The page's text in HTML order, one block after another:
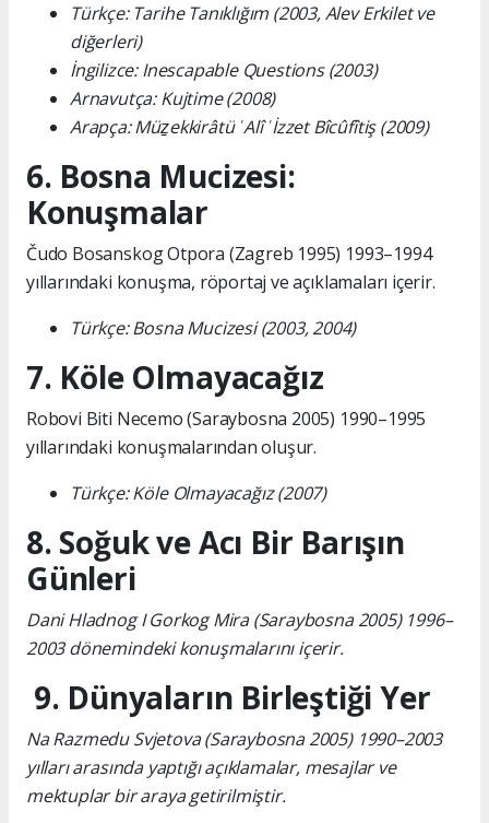
Türkçe: Tarihe Tanıklığım (2003, Alev Erkilet ve
diğerleri)
İngilizce: Inescapable Questions (2003)
Arnavutça: Kujtime (2008)
Arapça: Müẕekkirâtü ʿAlî ʿİzzet Bîcûfîtiş (2009)
6. Bosna Mucizesi:
Konuşmalar
Čudo Bosanskog Otpora (Zagreb 1995) 1993–1994
yıllarındaki konuşma, röportaj ve açıklamaları içerir.
Türkçe: Bosna Mucizesi (2003, 2004)
7. Köle Olmayacağız
Robovi Biti Necemo (Saraybosna 2005) 1990–1995
yıllarındaki konuşmalarından oluşur.
Türkçe: Köle Olmayacağız (2007)
8. Soğuk ve Acı Bir Barışın
Günleri
Dani Hladnog I Gorkog Mira (Saraybosna 2005) 1996–
2003 dönemindeki konuşmalarını içerir.
9. Dünyaların Birleştiği Yer
Na Razmedu Svjetova (Saraybosna 2005) 1990–2003
yılları arasında yaptığı açıklamalar, mesajlar ve
mektuplar bir araya getirilmiştir.